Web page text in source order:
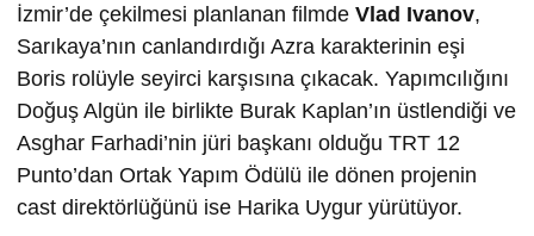
İzmir’de çekilmesi planlanan filmde Vlad Ivanov,
Sarıkaya’nın canlandırdığı Azra karakterinin eşi
Boris rolüyle seyirci karşısına çıkacak. Yapımcılığını
Doğuş Algün ile birlikte Burak Kaplan’ın üstlendiği ve
Asghar Farhadi’nin jüri başkanı olduğu TRT 12
Punto’dan Ortak Yapım Ödülü ile dönen projenin
cast direktörlüğünü ise Harika Uygur yürütüyor.